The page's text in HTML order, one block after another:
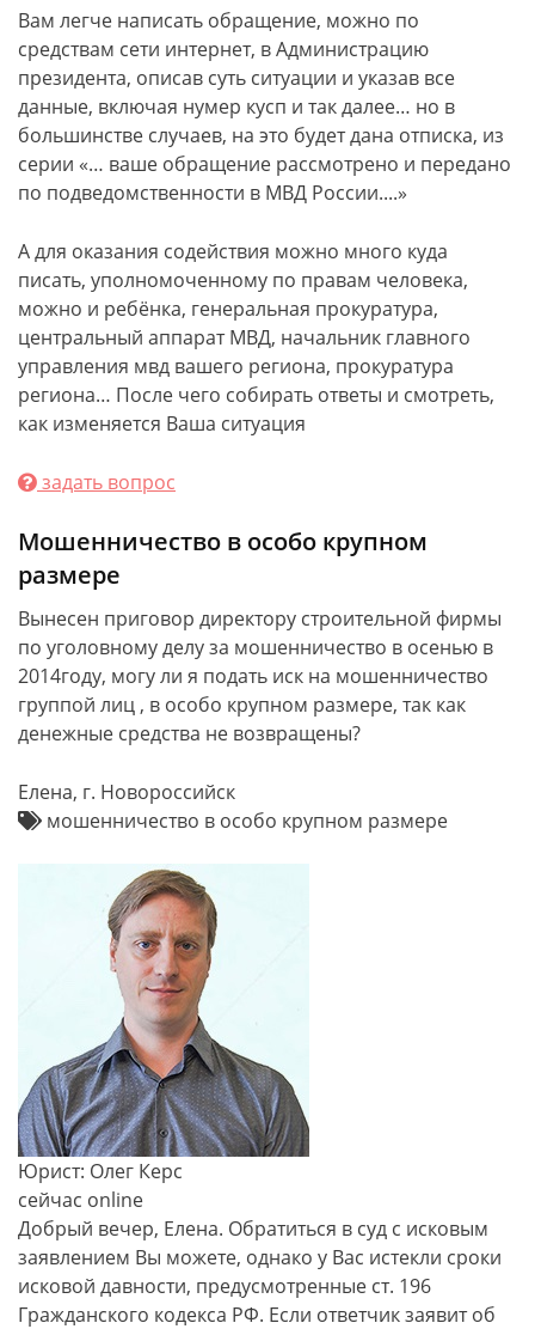
Вам легче написать обращение, можно по
средствам сети интернет, в Администрацию
президента, описав суть ситуации и указав все
данные, включая нумер кусп и так далее… но в
большинстве случаев, на это будет дана отписка, из
серии «… ваше обращение рассмотрено и передано
по подведомственности в МВД России....»
А для оказания содействия можно много куда
писать, уполномоченному по правам человека,
можно и ребёнка, генеральная прокуратура,
центральный аппарат МВД, начальник главного
управления мвд вашего региона, прокуратура
региона… После чего собирать ответы и смотреть,
как изменяется Ваша ситуация
задать вопрос
Мошенничество в особо крупном
размере
Вынесен приговор директору строительной фирмы
по уголовному делу за мошенничество в осенью в
2014году, могу ли я подать иск на мошенничество
группой лиц , в особо крупном размере, так как
денежные средства не возвращены?
Елена, г. Новороссийск
мошенничество в особо крупном размере
Юрист: Олег Керс
сейчас online
Добрый вечер, Елена. Обратиться в суд с исковым
заявлением Вы можете, однако у Вас истекли сроки
исковой давности, предусмотренные ​ст. 196
Гражданского кодекса РФ. Если ответчик заявит об